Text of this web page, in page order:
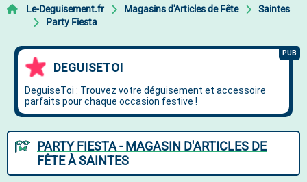
Le-Deguisement.fr Magasins d'Articles de Fête
Saintes
Party Fiesta
PARTY FIESTA - MAGASIN D'ARTICLES DE
FÊTE À SAINTES